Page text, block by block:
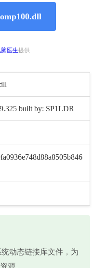
医生提供
built by: SP1LDR
统动态链接库文件，为
源。